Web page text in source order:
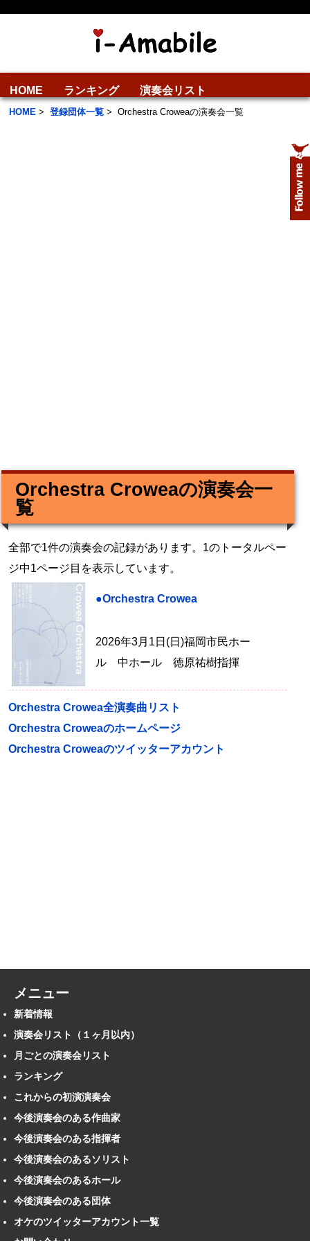
HOME ランキング 演奏会リスト
HOME > 登録団体一覧 > Orchestra Croweaの演奏会一覧
Orchestra Croweaの演奏会一
覧
全部で1件の演奏会の記録があります。1のトータルペー
ジ中1ページ目を表示しています。
●Orchestra Crowea
2026年3月1日(日)福岡市民ホー
ル 中ホール 徳原祐樹指揮
Orchestra Crowea全演奏曲リスト
Orchestra Croweaのホームページ
Orchestra Croweaのツイッターアカウント
メニュー
新着情報
演奏会リスト（１ヶ月以内）
月ごとの演奏会リスト
ランキング
これからの初演演奏会
今後演奏会のある作曲家
今後演奏会のある指揮者
今後演奏会のあるソリスト
今後演奏会のあるホール
今後演奏会のある団体
オケのツイッターアカウント一覧